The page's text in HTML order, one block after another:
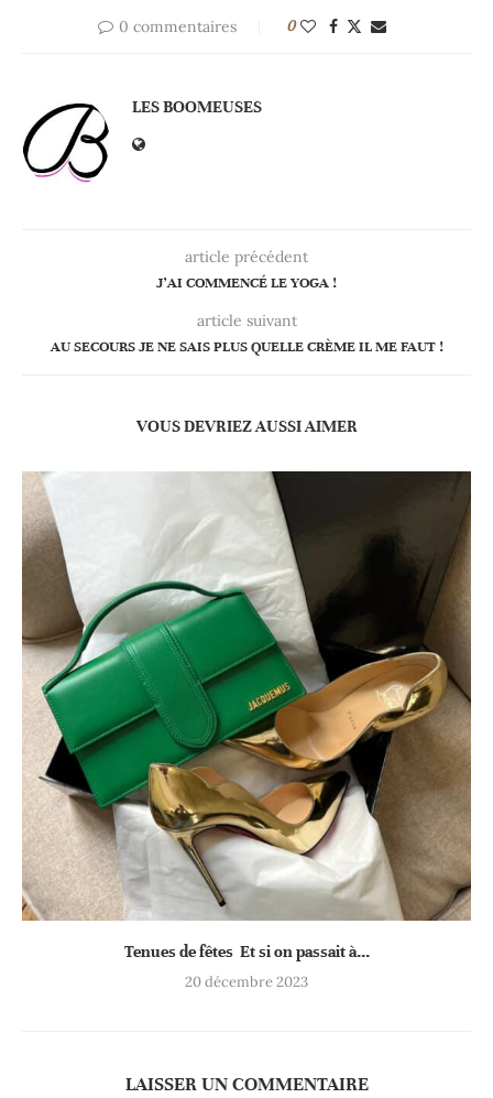
0 commentaires 0
LES BOOMEUSES
article précédent
J’AI COMMENCÉ LE YOGA !
article suivant
AU SECOURS JE NE SAIS PLUS QUELLE CRÈME IL ME FAUT !
VOUS DEVRIEZ AUSSI AIMER
Tenues de fêtes Et si on passait à...
20 décembre 2023
LAISSER UN COMMENTAIRE